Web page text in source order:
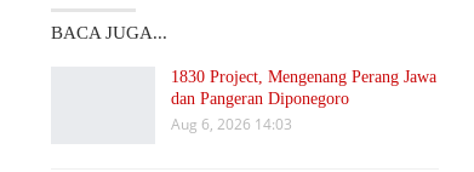
BACA JUGA...
1830 Project, Mengenang Perang Jawa
dan Pangeran Diponegoro
Aug 6, 2026 14:03